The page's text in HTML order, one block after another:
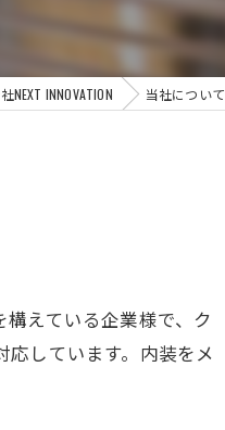
INNOVATION 当社について
えている企業様で、ク
しています。内装をメ